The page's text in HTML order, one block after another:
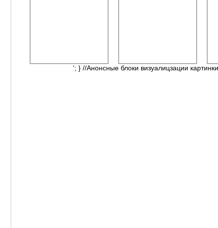
'; } //Анонсные блоки визуалицзации